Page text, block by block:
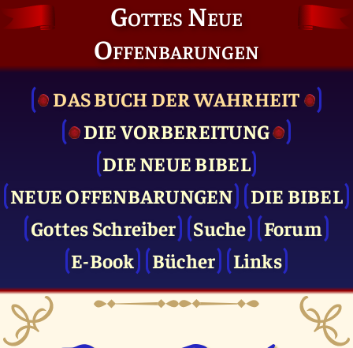
Gottes Neue
Offenbarungen
DAS BUCH DER WAHRHEIT
DIE VOR­BEREITUNG
DIE NEUE BIBEL
NEUE OFFENBARUNGEN
DIE BIBEL
Gottes Schreiber
Suche
Forum
E-Book
Bücher Links